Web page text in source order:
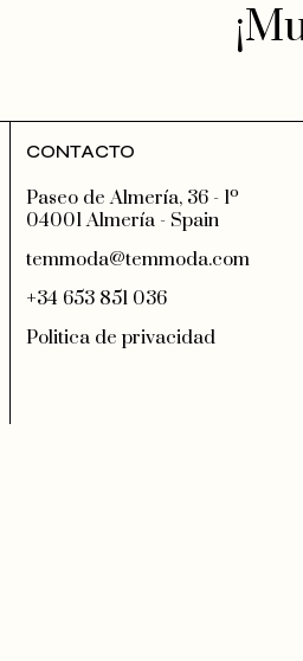
CONTACTO
Paseo de Almería, 36 - 1º
04001 Almería - Spain
temmoda@temmoda.com
+34 653 851 036
Politica de privacidad